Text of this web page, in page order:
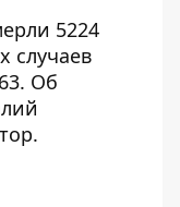
5224
случаев
Об
.